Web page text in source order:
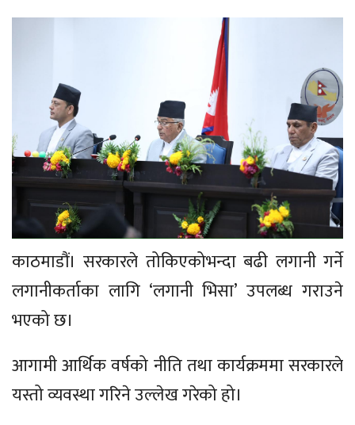
काठमाडौं। सरकारले तोकिएकोभन्दा बढी लगानी गर्ने
लगानीकर्ताका लागि ‘लगानी भिसा’ उपलब्ध गराउने
भएको छ।
आगामी आर्थिक वर्षको नीति तथा कार्यक्रममा सरकारले
यस्तो व्यवस्था गरिने उल्लेख गरेको हो।